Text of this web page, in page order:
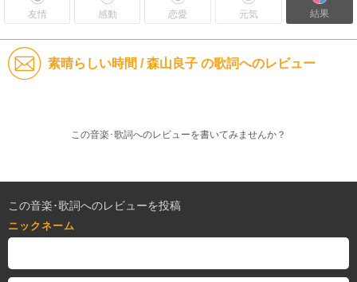
友情 感動 恋愛 元気 結果
素晴らしい時間 / 森山良子 の歌詞へのレビュー
この音楽･歌詞へのレビューを書いてみませんか？
この音楽･歌詞へのレビューを投稿
ニックネーム